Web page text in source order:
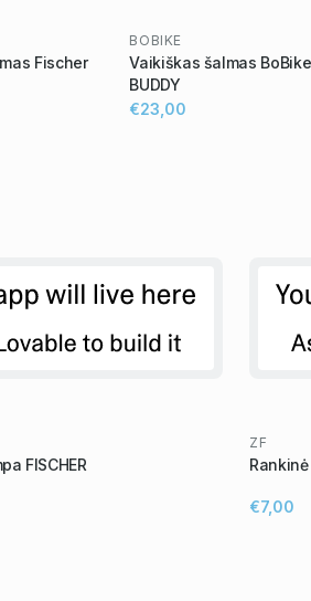
Fischer
BOBIKE
Vaikiškas šalmas BoBike
BUDDY
€23,00
FISCHER
ZF
€7,00